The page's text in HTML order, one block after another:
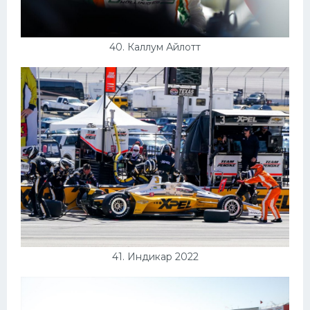
40. Каллум Айлотт
41. Индикар 2022